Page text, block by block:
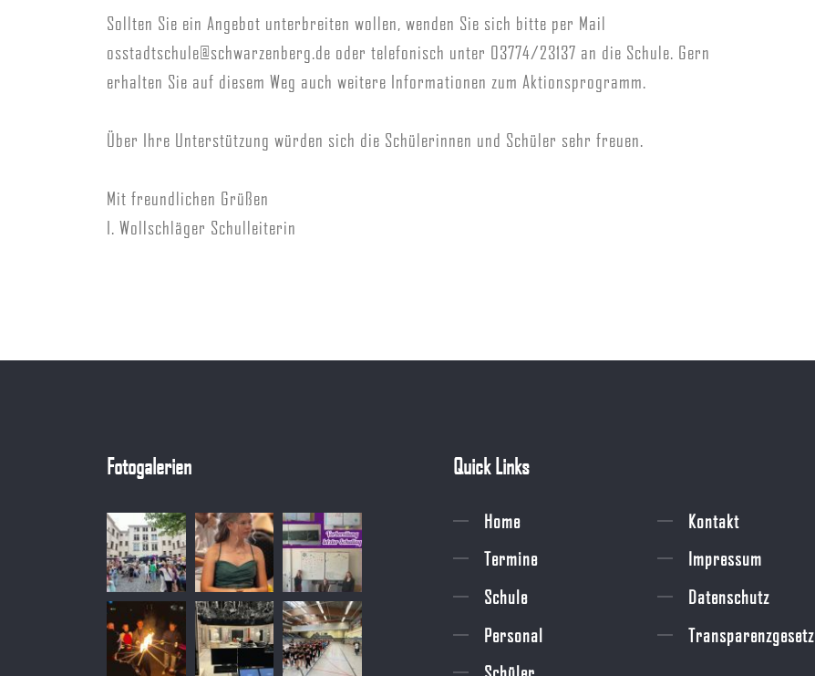
Sollten Sie ein Angebot unterbreiten wollen, wenden Sie sich bitte per Mail
osstadtschule@schwarzenberg.de oder telefonisch unter 03774/23137 an die Schule. Gern
erhalten Sie auf diesem Weg auch weitere Informationen zum Aktionsprogramm.
Über Ihre Unterstützung würden sich die Schülerinnen und Schüler sehr freuen.
Mit freundlichen Grüßen
I. Wollschläger Schulleiterin
Fotogalerien Quick Links
Home
Termine
Schule
Personal
Kontakt
Impressum
Datenschutz
Transparenzgesetz